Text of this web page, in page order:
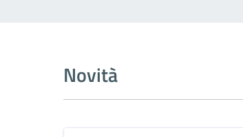
Novità